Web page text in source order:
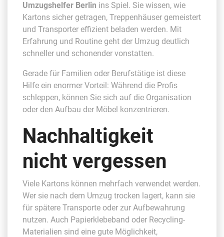
Umzugshelfer Berlin ins Spiel. Sie wissen, wie
Kartons sicher getragen, Treppenhäuser gemeistert
und Transporter effizient beladen werden. Mit
Erfahrung und Routine geht der Umzug deutlich
schneller und schonender vonstatten.
Gerade für Familien oder Berufstätige ist diese
Hilfe ein enormer Vorteil: Während die Profis
schleppen, können Sie sich auf die Organisation
oder den Aufbau der Möbel konzentrieren.
Nachhaltigkeit
nicht vergessen
Viele Kartons können mehrfach verwendet werden.
Wer sie nach dem Umzug trocken lagert, kann sie
für spätere Transporte oder zur Aufbewahrung
nutzen. Auch Papierklebeband oder Recycling-
Materialien sind eine gute Möglichkeit,